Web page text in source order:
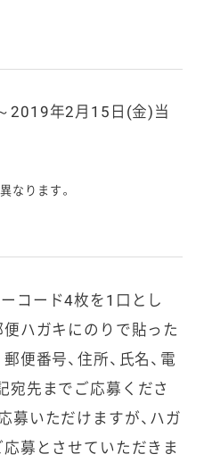
年2月15日(金)当
なります。
コード4枚を1口とし
便ハガキにのりで貼った
便番号、住所、氏名、電
宛先までご応募くださ
募いただけますが、ハガ
募とさせていただきま